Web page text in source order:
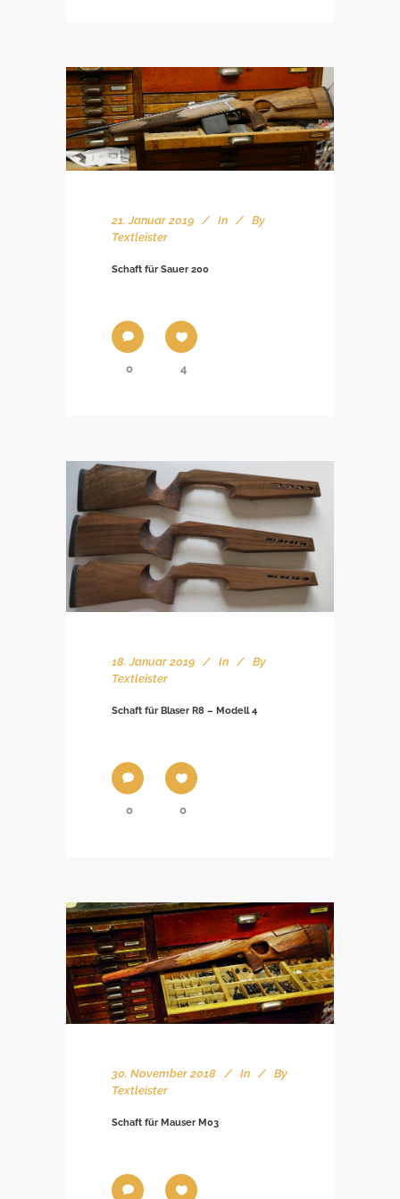
21. Januar 2019 In
By
Textleister
Schaft für Sauer 200
0 4
18. Januar 2019 In
By
Textleister
Schaft für Blaser R8 – Modell 4
0 0
30. November 2018 In
By
Textleister
Schaft für Mauser M03